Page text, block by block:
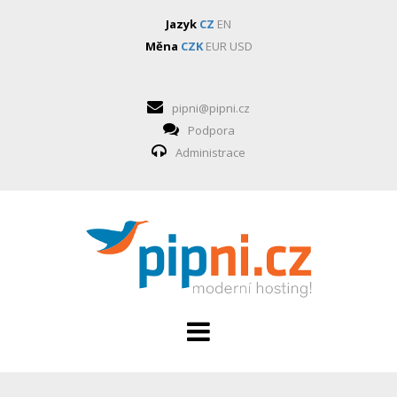
Jazyk CZ EN
Měna CZK EUR USD
pipni@pipni.cz
Podpora
Administrace